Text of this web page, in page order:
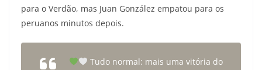
para o Verdão, mas Juan González empatou para os
peruanos minutos depois.
Tudo normal: mais uma vitória do